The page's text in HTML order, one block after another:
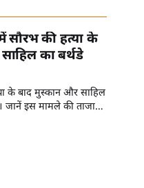
सौरभ की हत्या के
का बर्थडे
के बाद मुस्कान और साहिल
जानें इस मामले की ताजा